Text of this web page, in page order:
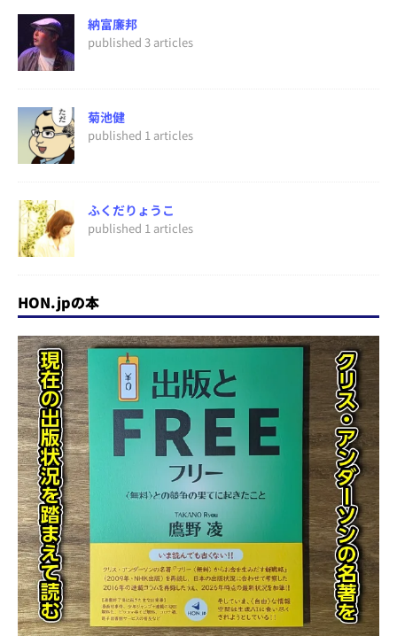
納富廉邦
published 3 articles
菊池健
published 1 articles
ふくだりょうこ
published 1 articles
HON.jpの本